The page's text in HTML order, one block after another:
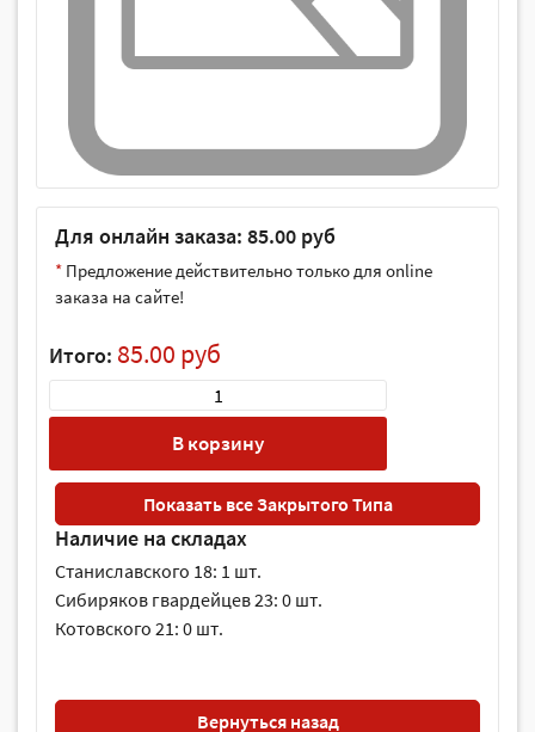
Для онлайн заказа: 85.00 руб
* Предложение действительно только для online
заказа на сайте!
Итого: 85.00 руб
В корзину
Показать все Закрытого Типа
Наличие на складах
Станиславского 18: 1 шт.
Сибиряков гвардейцев 23: 0 шт.
Котовского 21: 0 шт.
Вернуться назад